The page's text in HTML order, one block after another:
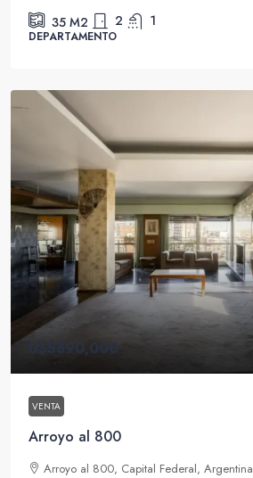
35 M2 2 1
DEPARTAMENTO
U$S890,000
VENTA
Arroyo al 800
Arroyo al 800, Capital Federal, Argentina